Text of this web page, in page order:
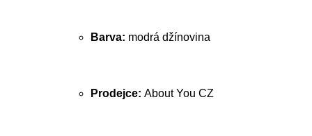
Barva: modrá džínovina
Prodejce: About You CZ